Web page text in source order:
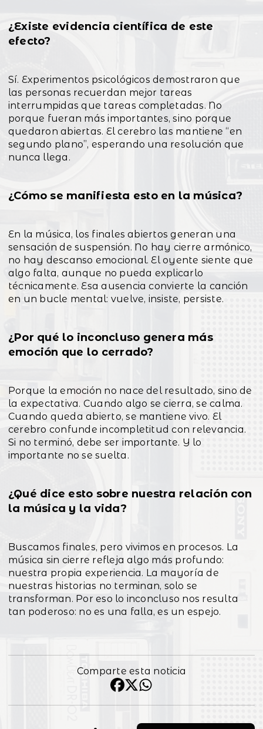
¿Existe evidencia científica de este
efecto?
Sí. Experimentos psicológicos demostraron que
las personas recuerdan mejor tareas
interrumpidas que tareas completadas. No
porque fueran más importantes, sino porque
quedaron abiertas. El cerebro las mantiene “en
segundo plano”, esperando una resolución que
nunca llega.
¿Cómo se manifiesta esto en la música?
En la música, los finales abiertos generan una
sensación de suspensión. No hay cierre armónico,
no hay descanso emocional. El oyente siente que
algo falta, aunque no pueda explicarlo
técnicamente. Esa ausencia convierte la canción
en un bucle mental: vuelve, insiste, persiste.
¿Por qué lo inconcluso genera más
emoción que lo cerrado?
Porque la emoción no nace del resultado, sino de
la expectativa. Cuando algo se cierra, se calma.
Cuando queda abierto, se mantiene vivo. El
cerebro confunde incompletitud con relevancia.
Si no terminó, debe ser importante. Y lo
importante no se suelta.
¿Qué dice esto sobre nuestra relación con
la música y la vida?
Buscamos finales, pero vivimos en procesos. La
música sin cierre refleja algo más profundo:
nuestra propia experiencia. La mayoría de
nuestras historias no terminan, solo se
transforman. Por eso lo inconcluso nos resulta
tan poderoso: no es una falla, es un espejo.
Comparte esta noticia